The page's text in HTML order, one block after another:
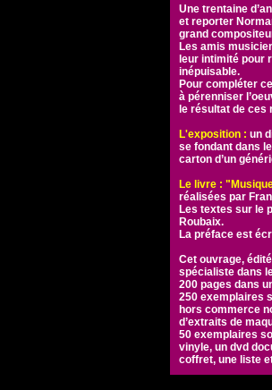
Une trentaine
et reporter
grand
Les amis
leur intimité pour
inépuisable.
Pour compléter
à pérenniser
le résultat de ces
L'exposition : un
se fondant dans
carton d’un
Le livre :
réalisées par
Les textes sur le
Roubaix.
La préface est
Cet ouvrage,
spécialiste dans
200 pages dans
250 exemplaires
hors commerce
d’extraits de
50 exemplaires
vinyle, un dvd
coffret, une liste